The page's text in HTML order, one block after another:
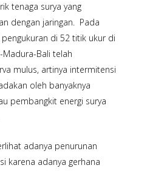
tenaga surya yang
dengan jaringan. Pada
di 52 titik ukur di
Madura-Bali telah
mulus, artinya intermitensi
oleh banyaknya
pembangkit energi surya
adanya penurunan
karena adanya gerhana